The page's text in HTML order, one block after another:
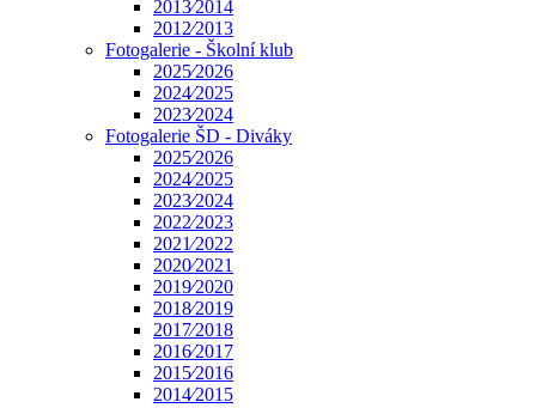
2013⁄2014
2012⁄2013
Fotogalerie - Školní klub
2025⁄2026
2024⁄2025
2023⁄2024
Fotogalerie ŠD - Diváky
2025⁄2026
2024⁄2025
2023⁄2024
2022⁄2023
2021⁄2022
2020⁄2021
2019⁄2020
2018⁄2019
2017⁄2018
2016⁄2017
2015⁄2016
2014⁄2015